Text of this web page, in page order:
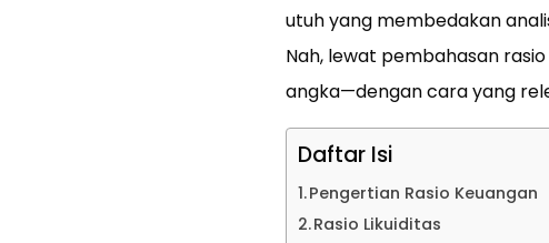
utuh yang membedakan
Nah, lewat pembahasan
angka—dengan cara yang
Daftar Isi
Pengertian Rasio Keuangan
Rasio Likuiditas